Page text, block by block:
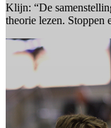
Klijn: “De
theorie lezen. Stoppen